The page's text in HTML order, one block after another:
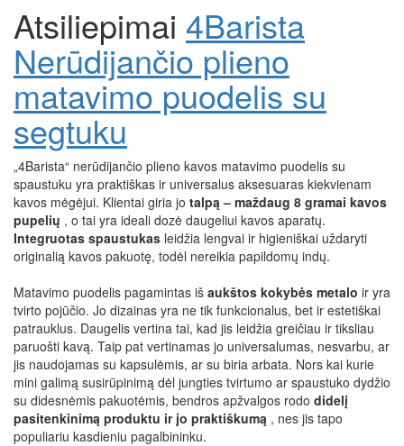
Atsiliepimai 4Barista
Nerūdijančio plieno
matavimo puodelis su
segtuku
„4Barista“ nerūdijančio plieno kavos matavimo puodelis su
spaustuku yra praktiškas ir universalus aksesuaras kiekvienam
kavos mėgėjui. Klientai giria jo talpą – maždaug 8 gramai kavos
pupelių , o tai yra ideali dozė daugeliui kavos aparatų.
Integruotas spaustukas leidžia lengvai ir higieniškai uždaryti
originalią kavos pakuotę, todėl nereikia papildomų indų.
Matavimo puodelis pagamintas iš aukštos kokybės metalo ir yra
tvirto pojūčio. Jo dizainas yra ne tik funkcionalus, bet ir estetiškai
patrauklus. Daugelis vertina tai, kad jis leidžia greičiau ir tiksliau
paruošti kavą. Taip pat vertinamas jo universalumas, nesvarbu, ar
jis naudojamas su kapsulėmis, ar su biria arbata. Nors kai kurie
mini galimą susirūpinimą dėl jungties tvirtumo ar spaustuko dydžio
su didesnėmis pakuotėmis, bendros apžvalgos rodo didelį
pasitenkinimą produktu ir jo praktiškumą , nes jis tapo
populiariu kasdieniu pagalbininku.